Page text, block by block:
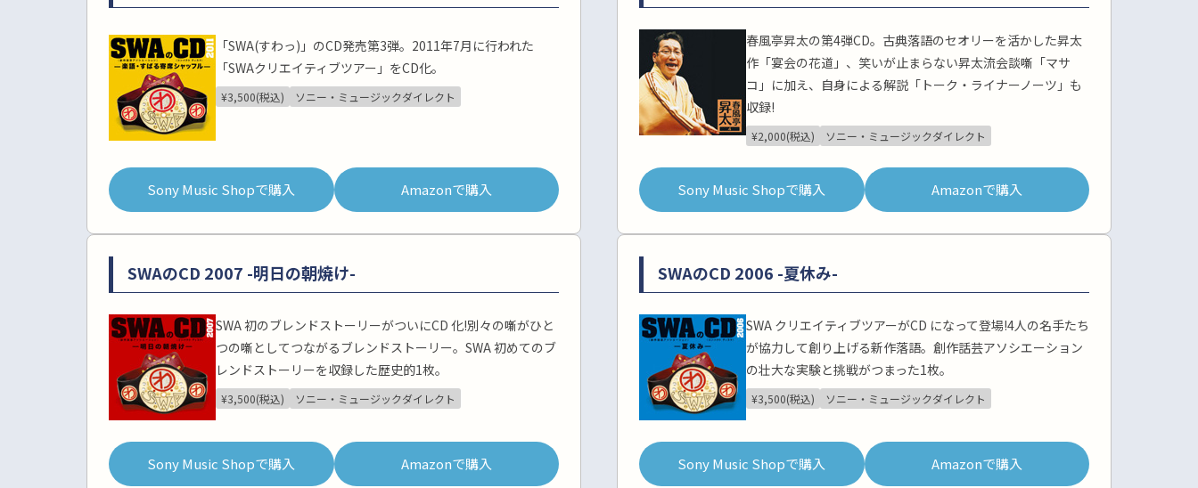
「SWA(すわっ)」のCD発売第3弾。2011年7月に行われた
「SWAクリエイティブツアー」をCD化。
¥3,500(税込) ソニー・ミュージックダイレクト
Sony Music Shopで購入 Amazonで購入
春風亭昇太の第4弾CD。古典落語のセオリーを活かした昇太
作「宴会の花道」、笑いが止まらない昇太流会談噺「マサ
コ」に加え、自身による解説「トーク・ライナーノーツ」も
収録!
¥2,000(税込) ソニー・ミュージックダイレクト
Sony Music Shopで購入 Amazonで購入
SWAのCD 2007 -明日の朝焼け-
SWA 初のブレンドストーリーがついにCD 化!別々の噺がひと
つの噺としてつながるブレンドストーリー。SWA 初めてのブ
レンドストーリーを収録した歴史的1枚。
¥3,500(税込) ソニー・ミュージックダイレクト
Sony Music Shopで購入 Amazonで購入
SWAのCD 2006 -夏休み-
SWA クリエイティブツアーがCD になって登場!4人の名手たち
が協力して創り上げる新作落語。創作話芸アソシエーション
の壮大な実験と挑戦がつまった1枚。
¥3,500(税込) ソニー・ミュージックダイレクト
Sony Music Shopで購入 Amazonで購入